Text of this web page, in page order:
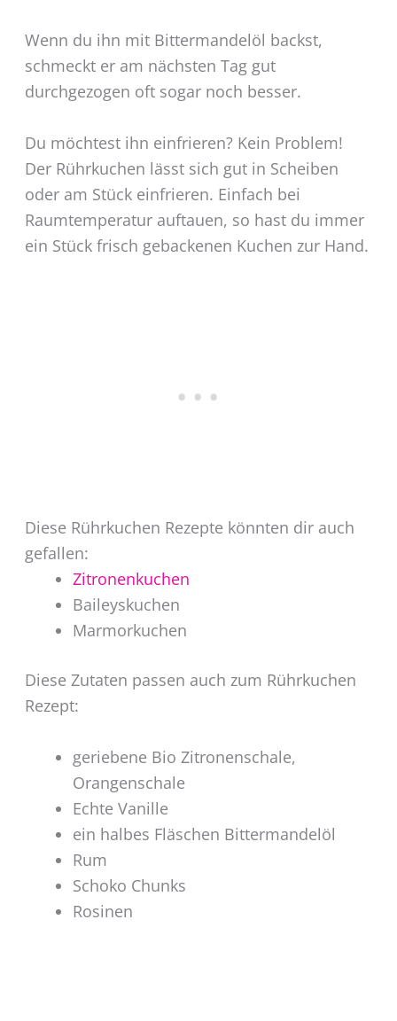
Wenn du ihn mit Bittermandelöl backst,
schmeckt er am nächsten Tag gut
durchgezogen oft sogar noch besser.
Du möchtest ihn einfrieren? Kein Problem!
Der Rührkuchen lässt sich gut in Scheiben
oder am Stück einfrieren. Einfach bei
Raumtemperatur auftauen, so hast du immer
ein Stück frisch gebackenen Kuchen zur Hand.
Diese Rührkuchen Rezepte könnten dir auch
gefallen:
Zitronenkuchen
Baileyskuchen
Marmorkuchen
Diese Zutaten passen auch zum Rührkuchen
Rezept:
geriebene Bio Zitronenschale,
Orangenschale
Echte Vanille
ein halbes Fläschen Bittermandelöl
Rum
Schoko Chunks
Rosinen